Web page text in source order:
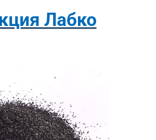
Лабко